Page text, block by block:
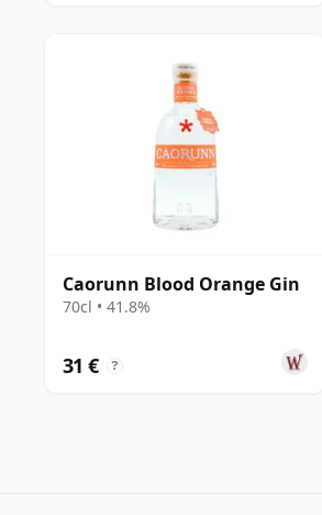
Caorunn Blood Orange Gin
70cl • 41.8%
31 € ?